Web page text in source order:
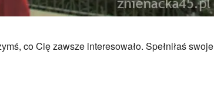
co Cię zawsze interesowało. Spełniłaś swoje